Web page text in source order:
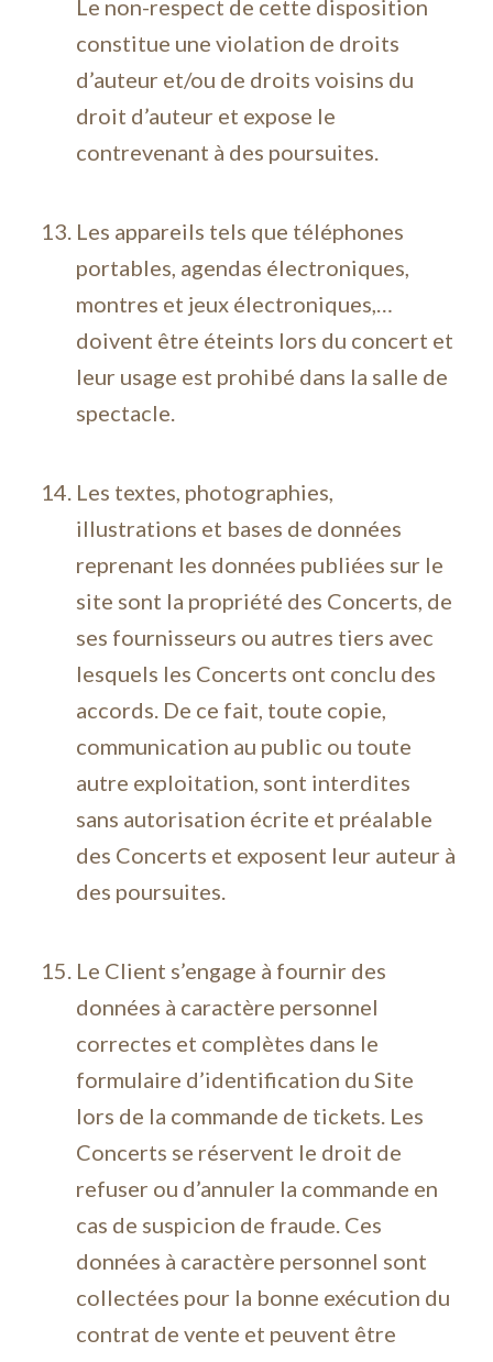
Le non-respect de cette disposition
constitue une violation de droits
d’auteur et/ou de droits voisins du
droit d’auteur et expose le
contrevenant à des poursuites.
Les appareils tels que téléphones
portables, agendas électroniques,
montres et jeux électroniques,…
doivent être éteints lors du concert et
leur usage est prohibé dans la salle de
spectacle.
Les textes, photographies,
illustrations et bases de données
reprenant les données publiées sur le
site sont la propriété des Concerts, de
ses fournisseurs ou autres tiers avec
lesquels les Concerts ont conclu des
accords. De ce fait, toute copie,
communication au public ou toute
autre exploitation, sont interdites
sans autorisation écrite et préalable
des Concerts et exposent leur auteur à
des poursuites.
Le Client s’engage à fournir des
données à caractère personnel
correctes et complètes dans le
formulaire d’identification du Site
lors de la commande de tickets. Les
Concerts se réservent le droit de
refuser ou d’annuler la commande en
cas de suspicion de fraude. Ces
données à caractère personnel sont
collectées pour la bonne exécution du
contrat de vente et peuvent être